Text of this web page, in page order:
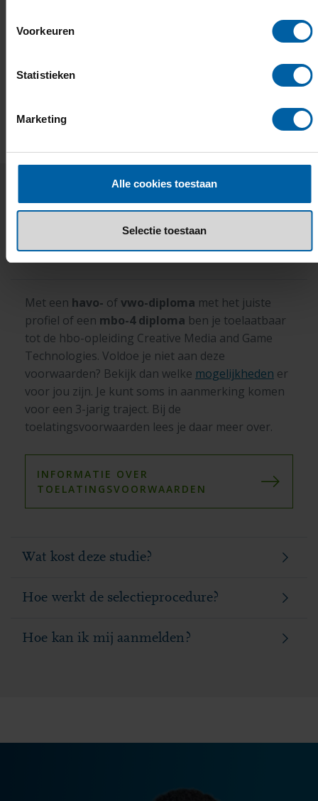
Voorkeuren
Statistieken
Marketing
Alle cookies toestaan
Selectie toestaan
Portfolio + opdracht – Vaardigheden &
Toelating & aanmelding
Wanneer ben ik toelaatbaar?
Met een havo- ofvwo-diploma met het juiste
profiel of een mbo-4 diploma ben je toelaatbaar
tot de hbo-opleiding Creative Media and Game
Technologies. Voldoe je niet aan deze
voorwaarden? Bekijk dan welke mogelijkheden er
voor jou zijn. Je kunt soms in aanmerking komen
voor een 3-jarig traject. Bij de
toelatingsvoorwaarden lees je daar meer over.
INFORMATIE OVER
TOELATINGSVOORWAARDEN
Wat kost deze studie?
Hoe werkt de selectieprocedure?
Hoe kan ik mij aanmelden?